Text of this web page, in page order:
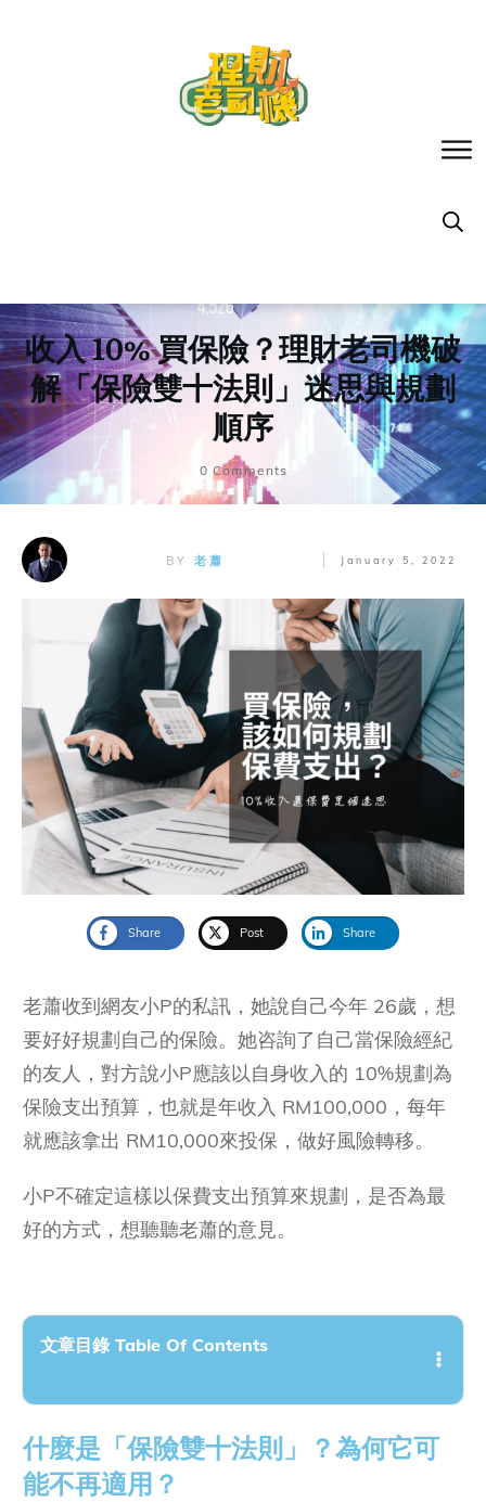
收入 10% 買保險？理財老司機破
解「保險雙十法則」迷思與規劃
順序
0 Comments
BY 老蕭 January 5, 2022
Share Post Share
老蕭收到網友小P的私訊，她說自己今年 26歲，想
要好好規劃自己的保險。她咨詢了自己當保險經紀
的友人，對方說小P應該以自身收入的 10%規劃為
保險支出預算，也就是年收入 RM100,000，每年
就應該拿出 RM10,000來投保，做好風險轉移。
小P不確定這樣以保費支出預算來規劃，是否為最
好的方式，想聽聽老蕭的意見。
文章目錄 Table Of Contents
什麼是「保險雙十法則」？為何它可
能不再適用？